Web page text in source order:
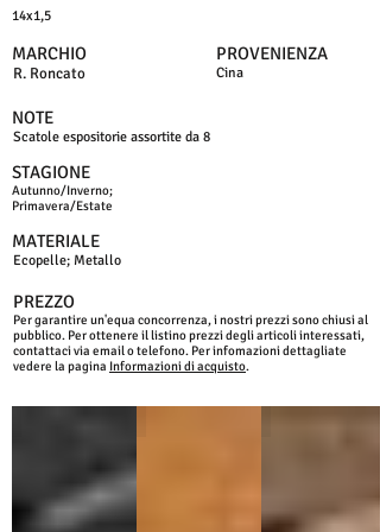
14x1,5
MARCHIO
R. Roncato
PROVENIENZA
Cina
NOTE
Scatole espositorie assortite da 8
STAGIONE
Autunno/Inverno;
Primavera/Estate
MATERIALE
Ecopelle; Metallo
PREZZO
Per garantire un'equa concorrenza, i nostri prezzi sono chiusi al
pubblico. Per ottenere il listino prezzi degli articoli interessati,
contattaci via email o telefono. Per infomazioni dettagliate
vedere la pagina Informazioni di acquisto.